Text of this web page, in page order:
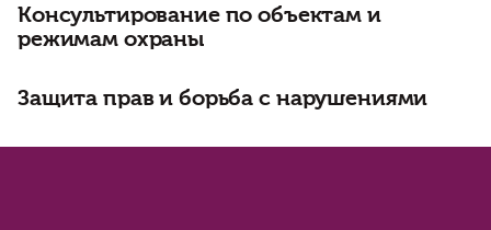
Консультирование по объектам и
режимам охраны
Защита прав и борьба с нарушениями